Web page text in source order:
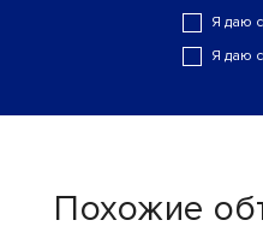
Я даю
Я даю
Похожие